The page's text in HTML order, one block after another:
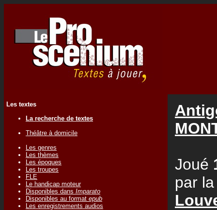
Les textes
La recherche de textes
Théâtre à domicile
Les genres
Les thèmes
Les époques
Les troupes
FLE
Le handicap moteur
Disponibles dans Imparato
Disponibles au format epub
Les enregistrements audios
Joué
par